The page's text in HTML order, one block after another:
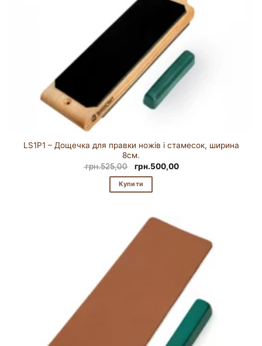
LS1P1 – Дощечка для правки ножів і стамесок, ширина
8см.
грн.525,00
Оригінальна
ціна:
грн.525,00.
грн.500,00Поточна
Купити